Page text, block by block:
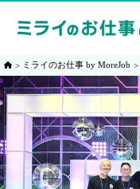
ミライのお仕事 by MoreJob